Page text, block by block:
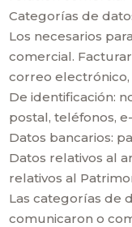
Categorías de
Los necesarios
comercial.
correo electrónico,
De identificación:
postal, teléfonos,
Datos bancarios:
Datos relativos al
relativos al
Las categorías de
comunicaron o